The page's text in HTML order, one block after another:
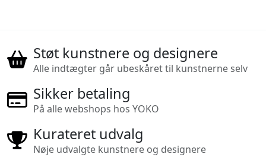
Støt kunstnere og designere
Alle indtægter går ubeskåret til kunstnerne selv
Sikker betaling
På alle webshops hos YOKO
Kurateret udvalg
Nøje udvalgte kunstnere og designere